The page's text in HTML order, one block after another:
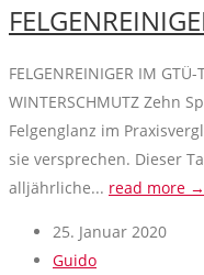
FELGENREINIGER IM
WINTERSCHMUTZ Zehn
Felgenglanz im
sie versprechen. Dieser
alljährliche... read more →
25. Januar 2020
Guido